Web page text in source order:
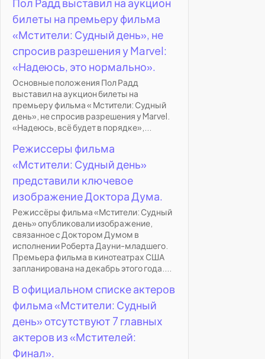
Пол Радд выставил на аукцион
билеты на премьеру фильма
«Мстители: Судный день», не
спросив разрешения у Marvel:
«Надеюсь, это нормально».
Основные положения Пол Радд
выставил на аукцион билеты на
премьеру фильма « Мстители: Судный
день», не спросив разрешения у Marvel.
«Надеюсь, всё будет в порядке»,...
Режиссеры фильма
«Мстители: Судный день»
представили ключевое
изображение Доктора Дума.
Режиссёры фильма «Мстители: Судный
день» опубликовали изображение,
связанное с Доктором Думом в
исполнении Роберта Дауни-младшего.
Премьера фильма в кинотеатрах США
запланирована на декабрь этого года....
В официальном списке актеров
фильма «Мстители: Судный
день» отсутствуют 7 главных
актеров из «Мстителей:
Финал».